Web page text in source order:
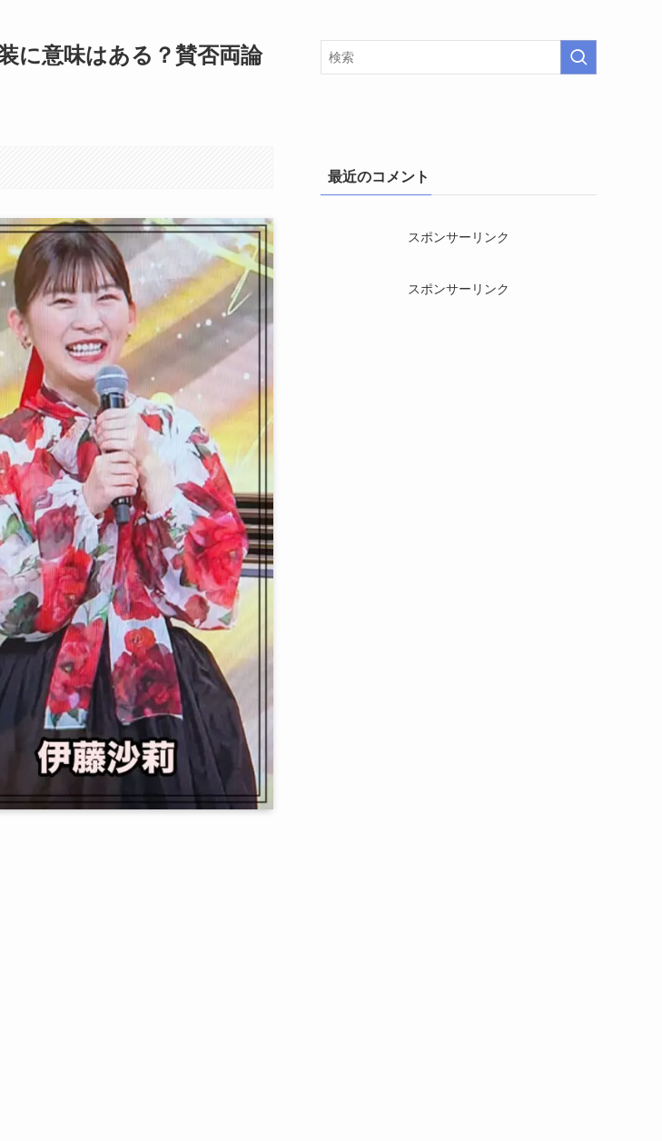
に意味はある？賛否両論
最近のコメント
スポンサーリンク
スポンサーリンク